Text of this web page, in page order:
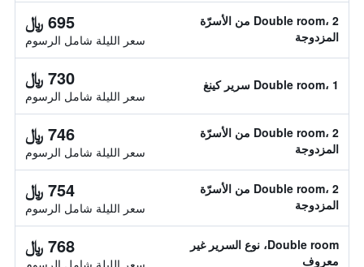
Double room، 2 من الأسرّة
المزدوجة
695 ﷼
سعر الليلة شامل الرسوم
Double room، 1 سرير كينغ 730 ﷼
سعر الليلة شامل الرسوم
Double room، 2 من الأسرّة
المزدوجة
746 ﷼
سعر الليلة شامل الرسوم
Double room، 2 من الأسرّة
المزدوجة
754 ﷼
سعر الليلة شامل الرسوم
Double room، نوع السرير غير
معروف
768 ﷼
سعر الليلة شامل الرسوم